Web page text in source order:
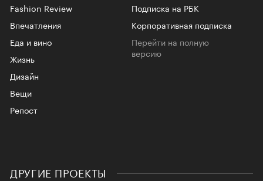
Fashion Review
Впечатления
Еда и вино
Жизнь
Дизайн
Вещи
Репост
Подписка на РБК
Корпоративная подписка
Перейти на полную
версию
ДРУГИЕ ПРОЕКТЫ